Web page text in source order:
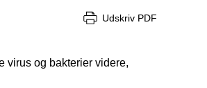
Udskriv PDF
virus og bakterier videre,